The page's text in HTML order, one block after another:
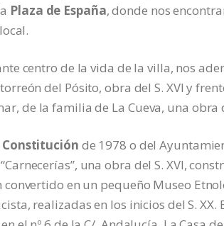
Plaza de España, donde nos
centro de la vida de la villa, nos
del Pósito, obra del S. XVI y
de la familia de La Cueva, una obra
Constitución de 1978 o del
una obra del S. XVI,
en un pequeño Museo
realizadas en los inicios del S. XX.